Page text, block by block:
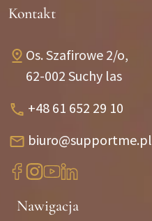
Kontakt
Os. Szafirowe 2/o,
62-002 Suchy las
+48 61 652 29 10
biuro@supportme.pl
Nawigacja